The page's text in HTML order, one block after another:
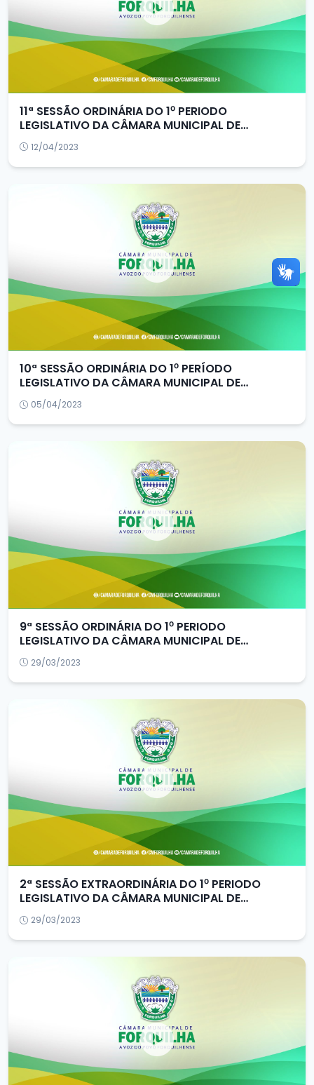
11ª SESSÃO ORDINÁRIA DO 1⁰ PERIODO
LEGISLATIVO DA CÂMARA MUNICIPAL DE
FORQUILHA/CE
12/04/2023
10ª SESSÃO ORDINÁRIA DO 1⁰ PERÍODO
LEGISLATIVO DA CÂMARA MUNICIPAL DE
FORQUILHA/CE
05/04/2023
9ª SESSÃO ORDINÁRIA DO 1⁰ PERIODO
LEGISLATIVO DA CÂMARA MUNICIPAL DE
FORQUILHA/CE
29/03/2023
2ª SESSÃO EXTRAORDINÁRIA DO 1⁰ PERIODO
LEGISLATIVO DA CÂMARA MUNICIPAL DE
FORQUILHA/CE
29/03/2023